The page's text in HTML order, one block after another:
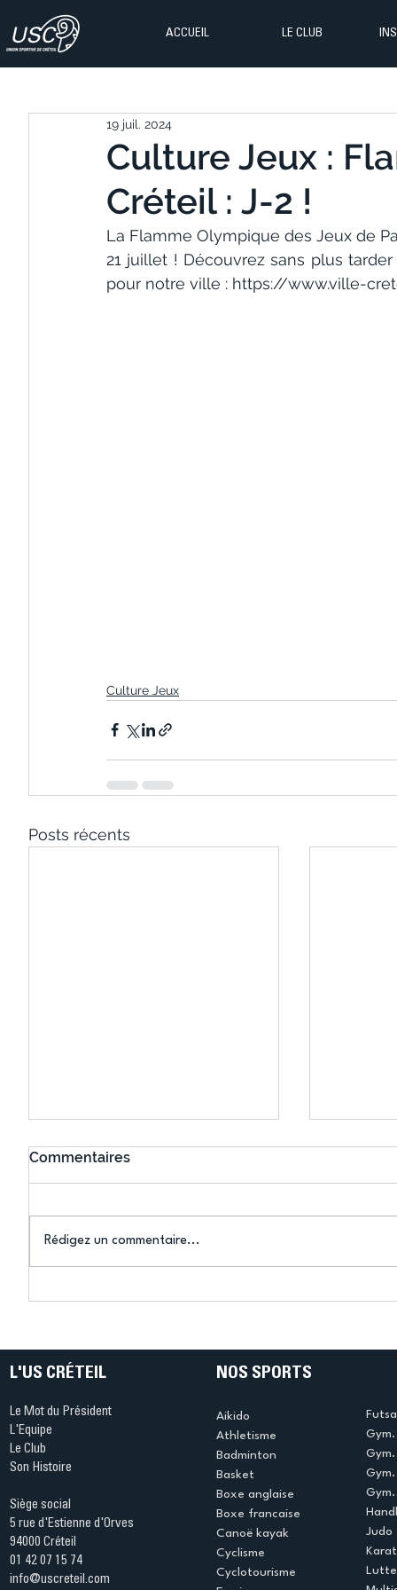
ACCUEIL LE CLUB
Culture Jeux :
Créteil : J-2 !
19 juil. 2024
La Flamme Olympique des Jeux de
21 juillet ! Découvrez sans plus
pour notre ville : https://www.ville-
Culture Jeux
Posts récents
Commentaires
Rédigez un commentaire...
L'US CRÉTEIL
Le Mot du Président
L'Equipe
Le Club
Son Histoire
Siège social
5 rue d'Estienne d'Orves
94000 Créteil
01 42 07 15 74
info@uscreteil.com
NOS SPORTS
Aikido
Athletisme
Badminton
Basket
Boxe anglaise
Boxe francaise
Canoë kayak
Cyclisme
Cyclotourisme
Judo
Lutte